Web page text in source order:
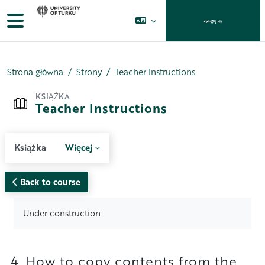
Przejdź do głównej zawartości
Panel boczny Zaloguj się
Strona główna Strony Teacher Instructions
KSIĄŻKA
Teacher Instructions
Książka Więcej
Back to course
Under construction
4. How to copy contents from the